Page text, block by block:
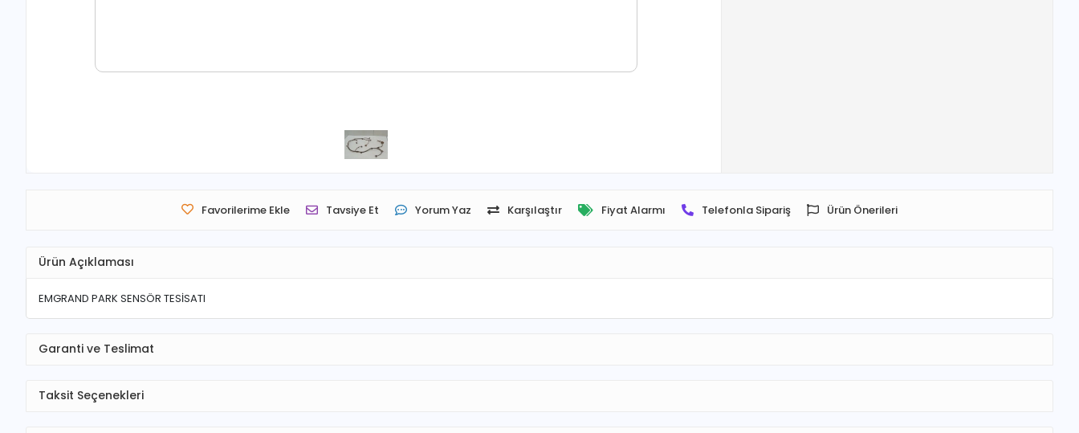
Favorilerime Ekle Tavsiye Et Yorum Yaz Karşılaştır Fiyat Alarmı Telefonla Sipariş Ürün Önerileri
Ürün Açıklaması
EMGRAND PARK SENSÖR TESİSATI
Garanti ve Teslimat
Taksit Seçenekleri